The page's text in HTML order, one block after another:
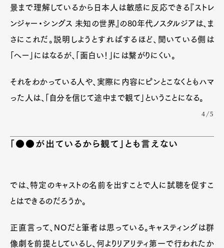
景まで理解しているから日本人は敏感に反応できる『ストレ
ンジャー・シングス 未知の世界』の80年代ノスタルジアは、ま
さにこれだ。説明しようとすればするほど、聞いている側は
「へー」にはなるが、「面白い！」には繋がりにくい。
それをわかっている人や、実際に内容にピンとこなくともハマ
った人は、「自分を信じて途中まで観て」ということになる。
4/5
「●●が出ているから観て」とも言えない
では、特定のキャストの名前を出すことで人に試聴を促すこ
とはできるのだろうか。
正直言って、NOだと筆者は思っている。キャスティングは群
像劇を前提としているし、何よりリアリティ第一で行われたか